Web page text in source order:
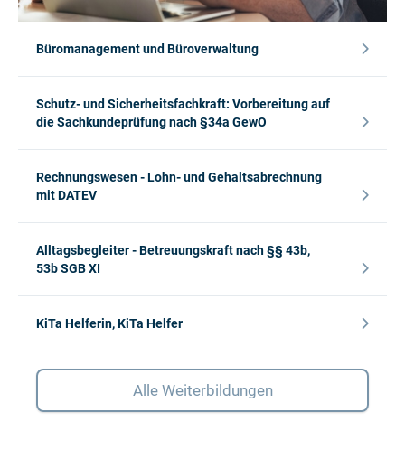
Büromanagement und Büroverwaltung
Schutz- und Sicherheitsfachkraft: Vorbereitung auf
die Sachkundeprüfung nach §34a GewO
Rechnungswesen - Lohn- und Gehaltsabrechnung
mit DATEV
Alltagsbegleiter - Betreuungskraft nach §§ 43b,
53b SGB XI
KiTa Helferin, KiTa Helfer
Alle Weiterbildungen